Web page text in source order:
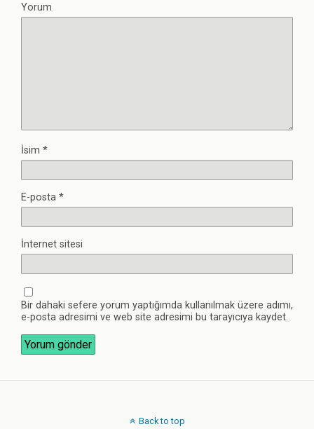
Yorum
İsim *
E-posta *
İnternet sitesi
Bir dahaki sefere yorum yaptığımda kullanılmak üzere adımı,
e-posta adresimi ve web site adresimi bu tarayıcıya kaydet.
Back to top